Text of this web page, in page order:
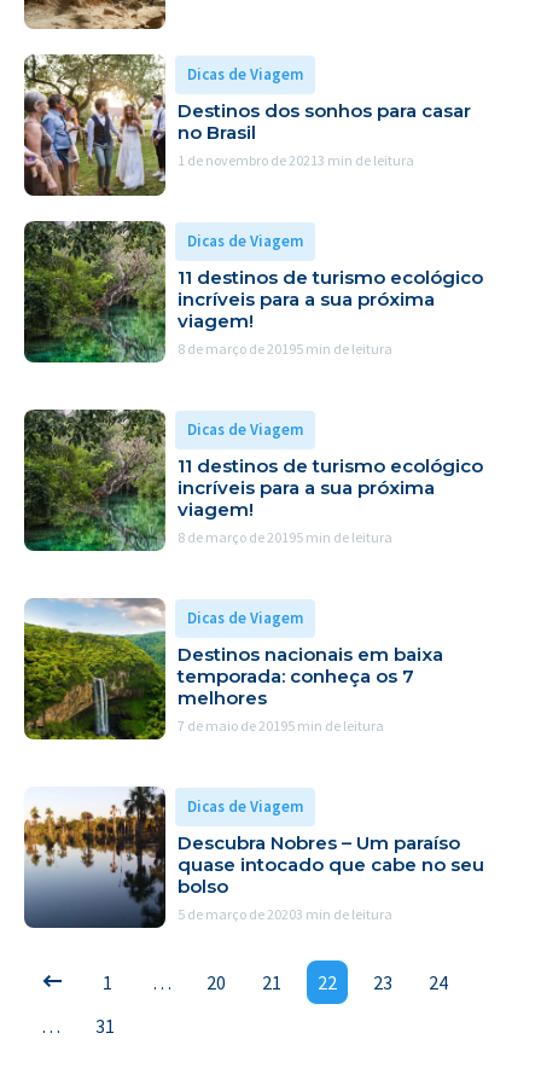
Dicas de Viagem
Destinos dos sonhos para casar
no Brasil
1 de novembro de 20213 min de leitura
Dicas de Viagem
11 destinos de turismo ecológico
incríveis para a sua próxima
viagem!
8 de março de 20195 min de leitura
Dicas de Viagem
11 destinos de turismo ecológico
incríveis para a sua próxima
viagem!
8 de março de 20195 min de leitura
Dicas de Viagem
Destinos nacionais em baixa
temporada: conheça os 7
melhores
7 de maio de 20195 min de leitura
Dicas de Viagem
Descubra Nobres – Um paraíso
quase intocado que cabe no seu
bolso
5 de março de 20203 min de leitura
1 … 20 21 22 23
24
…
31